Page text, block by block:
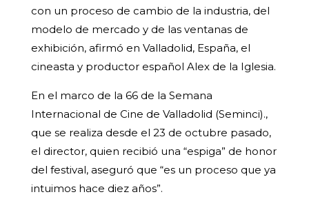
con un proceso de cambio de la industria, del
modelo de mercado y de las ventanas de
exhibición, afirmó en Valladolid, España, el
cineasta y productor español Alex de la Iglesia.
En el marco de la 66 de la Semana
Internacional de Cine de Valladolid (Seminci).,
que se realiza desde el 23 de octubre pasado,
el director, quien recibió una “espiga” de honor
del festival, aseguró que “es un proceso que ya
intuimos hace diez años”.